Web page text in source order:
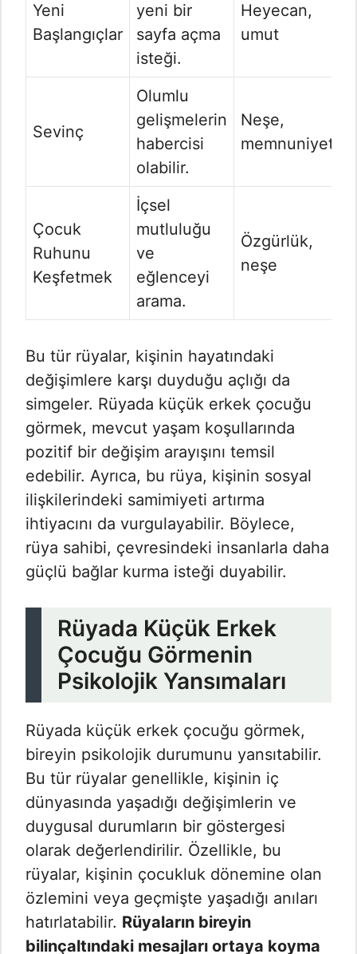
Yeni
Başlangıçlar
yeni bir
sayfa açma
isteği.
Heyecan,
umut
Sevinç
Olumlu
gelişmelerin
habercisi
olabilir.
Neşe,
memnuniyet
Çocuk
Ruhunu
Keşfetmek
İçsel
mutluluğu
ve
eğlenceyi
arama.
Özgürlük,
neşe
Bu tür rüyalar, kişinin hayatındaki
değişimlere karşı duyduğu açlığı da
simgeler. Rüyada küçük erkek çocuğu
görmek, mevcut yaşam koşullarında
pozitif bir değişim arayışını temsil
edebilir. Ayrıca, bu rüya, kişinin sosyal
ilişkilerindeki samimiyeti artırma
ihtiyacını da vurgulayabilir. Böylece,
rüya sahibi, çevresindeki insanlarla daha
güçlü bağlar kurma isteği duyabilir.
Rüyada Küçük Erkek
Çocuğu Görmenin
Psikolojik Yansımaları
Rüyada küçük erkek çocuğu görmek,
bireyin psikolojik durumunu yansıtabilir.
Bu tür rüyalar genellikle, kişinin iç
dünyasında yaşadığı değişimlerin ve
duygusal durumların bir göstergesi
olarak değerlendirilir. Özellikle, bu
rüyalar, kişinin çocukluk dönemine olan
özlemini veya geçmişte yaşadığı anıları
hatırlatabilir. Rüyaların bireyin
bilinçaltındaki mesajları ortaya koyma